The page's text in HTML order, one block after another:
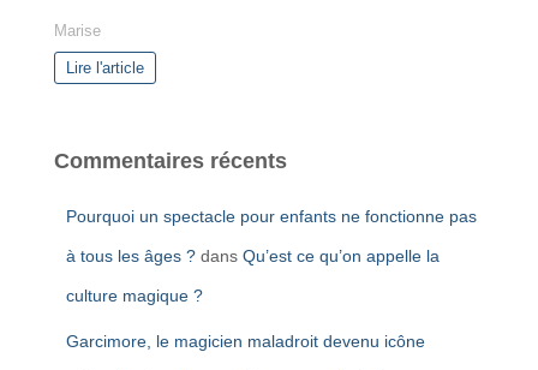
Marise
Lire l'article
Commentaires récents
Pourquoi un spectacle pour enfants ne fonctionne pas
à tous les âges ? dans Qu’est ce qu’on appelle la
culture magique ?
Garcimore, le magicien maladroit devenu icône